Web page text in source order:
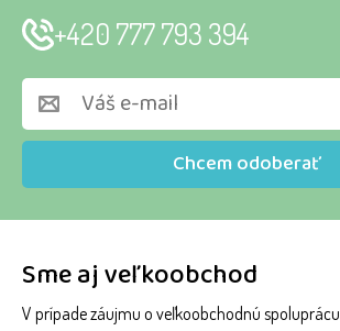
Sme aj veľkoobchod
V prípade záujmu o veľkoobchodnú spoluprácu
Chcem odoberať
+420 777 793 394